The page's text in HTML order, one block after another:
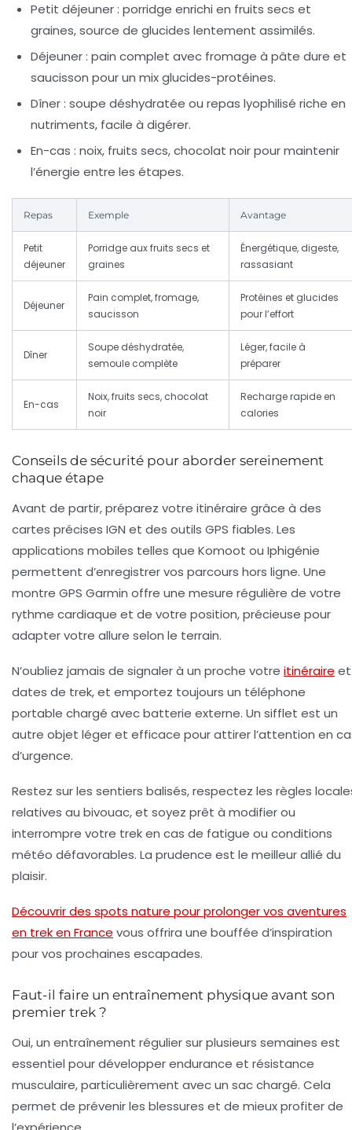
Petit déjeuner : porridge enrichi en fruits secs et
graines, source de glucides lentement assimilés.
Déjeuner : pain complet avec fromage à pâte dure et
saucisson pour un mix glucides-protéines.
Dîner : soupe déshydratée ou repas lyophilisé riche en
nutriments, facile à digérer.
En-cas : noix, fruits secs, chocolat noir pour maintenir
l’énergie entre les étapes.
Repas Exemple Avantage
Petit
déjeuner
Porridge aux fruits secs et
graines
Énergétique, digeste,
rassasiant
Déjeuner
Pain complet, fromage,
saucisson
Protéines et glucides
pour l’effort
Dîner
Soupe déshydratée,
semoule complète
Léger, facile à
préparer
En-cas
Noix, fruits secs, chocolat
noir
Recharge rapide en
calories
Conseils de sécurité pour aborder sereinement
chaque étape
Avant de partir, préparez votre itinéraire grâce à des
cartes précises IGN et des outils GPS fiables. Les
applications mobiles telles que Komoot ou Iphigénie
permettent d’enregistrer vos parcours hors ligne. Une
montre GPS Garmin offre une mesure régulière de votre
rythme cardiaque et de votre position, précieuse pour
adapter votre allure selon le terrain.
N’oubliez jamais de signaler à un proche votre itinéraire et
dates de trek, et emportez toujours un téléphone
portable chargé avec batterie externe. Un sifflet est un
autre objet léger et efficace pour attirer l’attention en
d’urgence.
Restez sur les sentiers balisés, respectez les règles
relatives au bivouac, et soyez prêt à modifier ou
interrompre votre trek en cas de fatigue ou conditions
météo défavorables. La prudence est le meilleur allié du
plaisir.
Découvrir des spots nature pour prolonger vos aventures
en trek en France vous offrira une bouffée d’inspiration
pour vos prochaines escapades.
Faut-il faire un entraînement physique avant son
premier trek ?
Oui, un entraînement régulier sur plusieurs semaines est
essentiel pour développer endurance et résistance
musculaire, particulièrement avec un sac chargé. Cela
permet de prévenir les blessures et de mieux profiter de